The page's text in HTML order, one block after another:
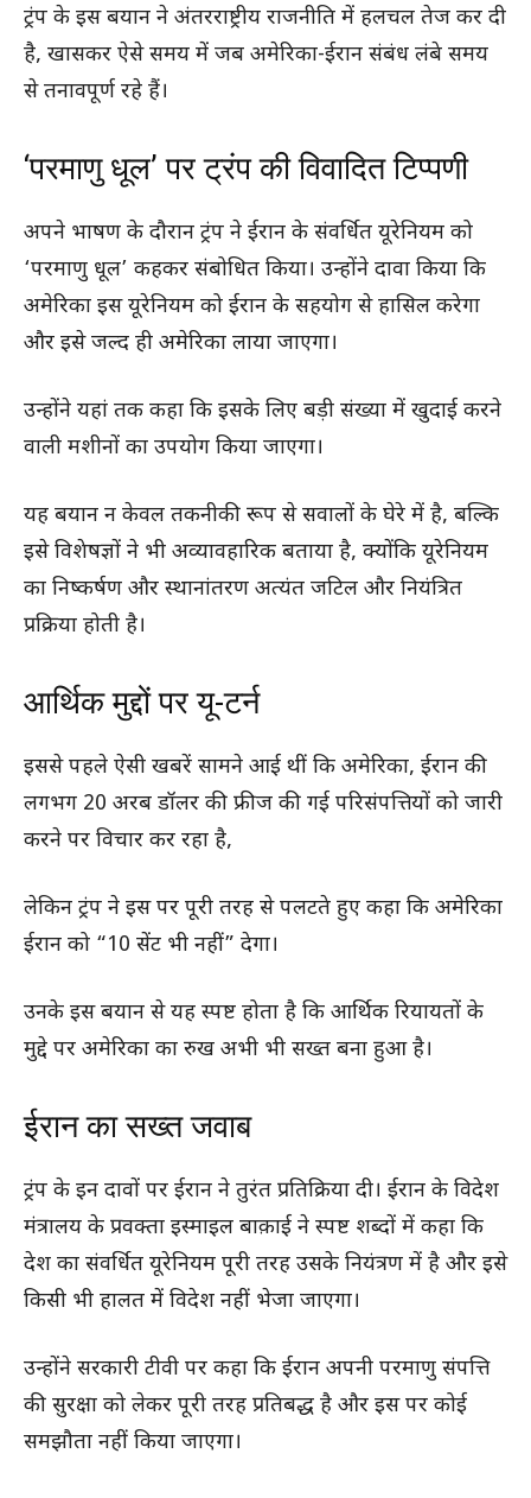
ट्रंप के इस बयान ने अंतरराष्ट्रीय राजनीति में हलचल तेज कर दी
है, खासकर ऐसे समय में जब अमेरिका-ईरान संबंध लंबे समय
से तनावपूर्ण रहे हैं।
‘परमाणु धूल’ पर ट्रंप की विवादित टिप्पणी
अपने भाषण के दौरान ट्रंप ने ईरान के संवर्धित यूरेनियम को
‘परमाणु धूल’ कहकर संबोधित किया। उन्होंने दावा किया कि
अमेरिका इस यूरेनियम को ईरान के सहयोग से हासिल करेगा
और इसे जल्द ही अमेरिका लाया जाएगा।
उन्होंने यहां तक कहा कि इसके लिए बड़ी संख्या में खुदाई करने
वाली मशीनों का उपयोग किया जाएगा।
यह बयान न केवल तकनीकी रूप से सवालों के घेरे में है, बल्कि
इसे विशेषज्ञों ने भी अव्यावहारिक बताया है, क्योंकि यूरेनियम
का निष्कर्षण और स्थानांतरण अत्यंत जटिल और नियंत्रित
प्रक्रिया होती है।
आर्थिक मुद्दों पर यू-टर्न
इससे पहले ऐसी खबरें सामने आई थीं कि अमेरिका, ईरान की
लगभग 20 अरब डॉलर की फ्रीज की गई परिसंपत्तियों को जारी
करने पर विचार कर रहा है,
लेकिन ट्रंप ने इस पर पूरी तरह से पलटते हुए कहा कि अमेरिका
ईरान को “10 सेंट भी नहीं” देगा।
उनके इस बयान से यह स्पष्ट होता है कि आर्थिक रियायतों के
मुद्दे पर अमेरिका का रुख अभी भी सख्त बना हुआ है।
ईरान का सख्त जवाब
ट्रंप के इन दावों पर ईरान ने तुरंत प्रतिक्रिया दी। ईरान के विदेश
मंत्रालय के प्रवक्ता इस्माइल बाक़ाई ने स्पष्ट शब्दों में कहा कि
देश का संवर्धित यूरेनियम पूरी तरह उसके नियंत्रण में है और इसे
किसी भी हालत में विदेश नहीं भेजा जाएगा।
उन्होंने सरकारी टीवी पर कहा कि ईरान अपनी परमाणु संपत्ति
की सुरक्षा को लेकर पूरी तरह प्रतिबद्ध है और इस पर कोई
समझौता नहीं किया जाएगा।